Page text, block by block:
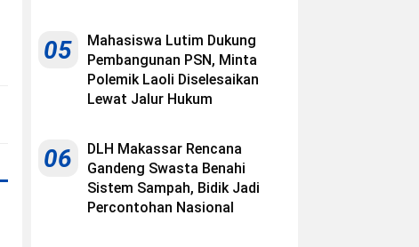
05
Mahasiswa Lutim Dukung
Pembangunan PSN, Minta
Polemik Laoli Diselesaikan
Lewat Jalur Hukum
06
DLH Makassar Rencana
Gandeng Swasta Benahi
Sistem Sampah, Bidik Jadi
Percontohan Nasional